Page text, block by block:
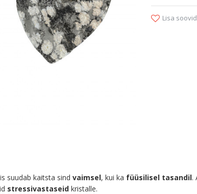
Lisa
suudab kaitsta sind vaimsel, kui ka füüsilisel tasandil.
stressivastaseid kristalle.